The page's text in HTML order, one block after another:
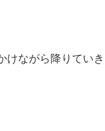
ながら降りていき